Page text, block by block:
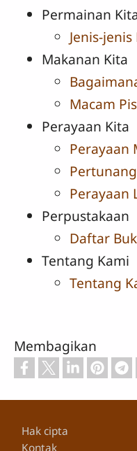
Permainan
Jenis-
Makanan Kita
Macam
Perayaan Kita
Perayaan
Perayaan
Perpustakaan
Daftar
Tentang Kami
Tentang
Membagikan
Footer
Hak cipta